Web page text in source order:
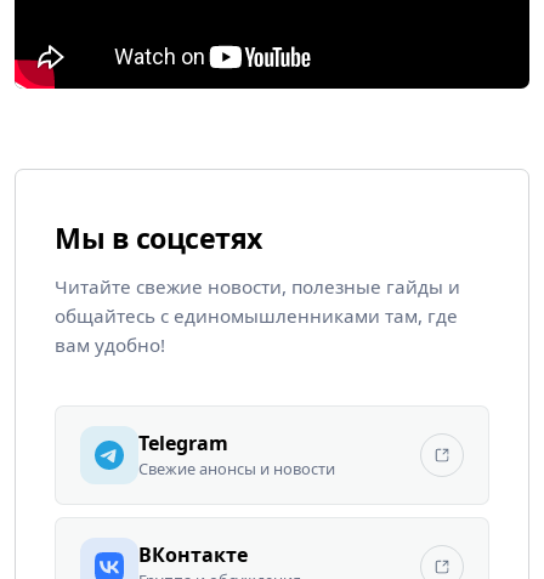
Мы в соцсетях
Читайте свежие новости, полезные гайды и
общайтесь с единомышленниками там, где
вам удобно!
Telegram
Свежие анонсы и новости
ВКонтакте